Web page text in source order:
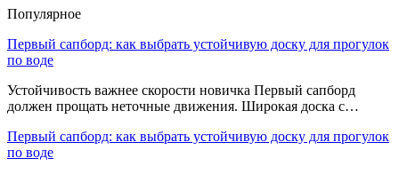
Популярное
Первый сапборд: как выбрать устойчивую доску для прогулок
по воде
Устойчивость важнее скорости новичка Первый сапборд
должен прощать неточные движения. Широкая доска с…
Первый сапборд: как выбрать устойчивую доску для прогулок
по воде